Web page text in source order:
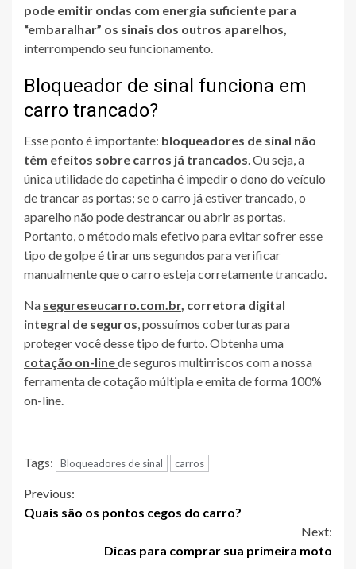
pode emitir ondas com energia suficiente para
“embaralhar” os sinais dos outros aparelhos,
interrompendo seu funcionamento.
Bloqueador de sinal funciona em
carro trancado?
Esse ponto é importante: bloqueadores de sinal não
têm efeitos sobre carros já trancados. Ou seja, a
única utilidade do capetinha é impedir o dono do veículo
de trancar as portas; se o carro já estiver trancado, o
aparelho não pode destrancar ou abrir as portas.
Portanto, o método mais efetivo para evitar sofrer esse
tipo de golpe é tirar uns segundos para verificar
manualmente que o carro esteja corretamente trancado.
Na segureseucarro.com.br, corretora digital
integral de seguros, possuímos coberturas para
proteger você desse tipo de furto. Obtenha uma
cotação on-linede seguros multirriscos com a nossa
ferramenta de cotação múltipla e emita de forma 100%
on-line.
Tags: Bloqueadores de sinal carros
Continue
Previous:
Quais são os pontos cegos do carro?
Next:
Dicas para comprar sua primeira moto